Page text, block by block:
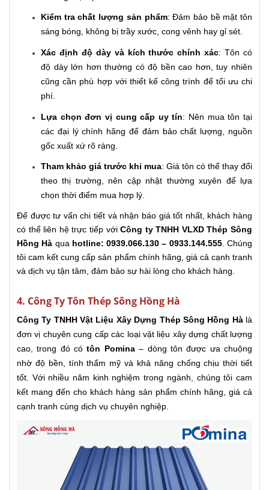
Kiểm tra chất lượng sản phẩm: Đảm bảo bề mặt tôn
sáng bóng, không bị trầy xước, cong vênh hay gỉ sét.
Xác định độ dày và kích thước chính xác: Tôn có
độ dày lớn hơn thường có độ bền cao hơn, tuy nhiên
cũng cần phù hợp với thiết kế công trình để tối ưu chi
phí.
Lựa chọn đơn vị cung cấp uy tín: Nên mua tôn tại
các đại lý chính hãng để đảm bảo chất lượng, nguồn
gốc xuất xứ rõ ràng.
Tham khảo giá trước khi mua: Giá tôn có thể thay đổi
theo thị trường, nên cập nhật thường xuyên để lựa
chọn thời điểm mua hợp lý.
Để được tư vấn chi tiết và nhận báo giá tốt nhất, khách hàng
có thể liên hệ trực tiếp vớiCông ty TNHH VLXD Thép Sông
Hồng Hà qua hotline: 0939.066.130 – 0933.144.555. Chúng
tôi cam kết cung cấp sản phẩm chính hãng, giá cả cạnh tranh
và dịch vụ tận tâm, đảm bảo sự hài lòng cho khách hàng.
4. Công Ty Tôn Thép Sông Hồng Hà
Công Ty TNHH Vật Liệu Xây Dựng Thép Sông Hồng Hàlà
đơn vị chuyên cung cấp các loại vật liệu xây dựng chất lượng
cao, trong đó cótôn Pomina– dòng tôn được ưa chuộng
nhờ độ bền, tính thẩm mỹ và khả năng chống chịu thời tiết
tốt. Với nhiều năm kinh nghiệm trong ngành, chúng tôi cam
kết mang đến cho khách hàng sản phẩm chính hãng, giá cả
cạnh tranh cùng dịch vụ chuyên nghiệp.